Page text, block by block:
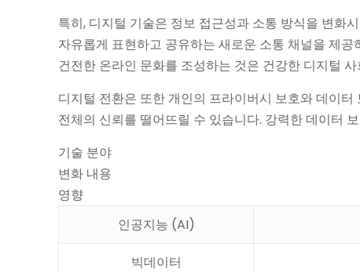
특히, 디지털 기술은 정보 접근성과 소통 방식을 변화
자유롭게 표현하고 공유하는 새로운 소통 채널을 제
건전한 온라인 문화를 조성하는 것은 건강한 디지털
디지털 전환은 또한 개인의 프라이버시 보호와 데이
전체의 신뢰를 떨어뜨릴 수 있습니다. 강력한 데이터
기술 분야
변화 내용
영향
인공지능 (AI)
빅데이터